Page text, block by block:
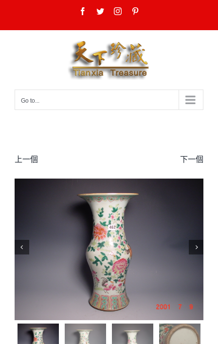
content
Facebook
TwitterInstagram
Go to...
上一個 下一個
 